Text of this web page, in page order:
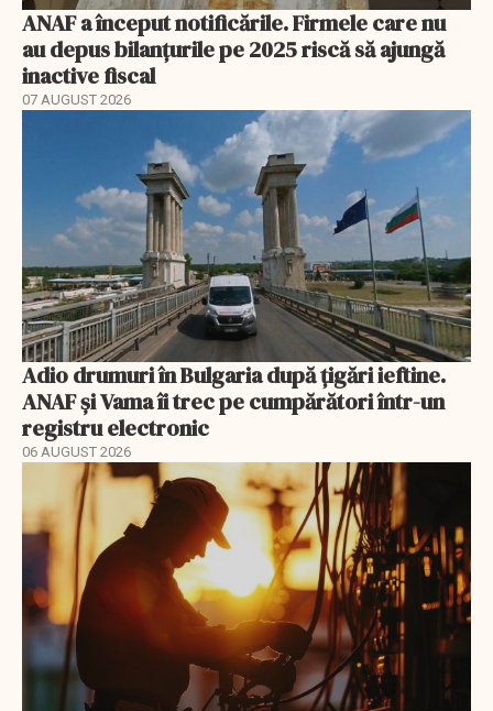
ANAF a început notificările. Firmele care nu
au depus bilanțurile pe 2025 riscă să ajungă
inactive fiscal
07 AUGUST 2026
Adio drumuri în Bulgaria după țigări ieftine.
ANAF și Vama îi trec pe cumpărători într-un
registru electronic
06 AUGUST 2026